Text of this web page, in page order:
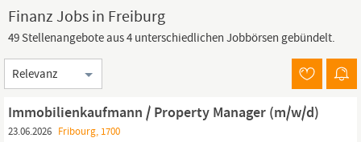
Finanz Jobs in Freiburg
49 Stellenangebote aus 4 unterschiedlichen Jobbörsen gebündelt.
Sortierung
Immobilienkaufmann / Property Manager (m/w/d)
23.06.2026 Fribourg, 1700